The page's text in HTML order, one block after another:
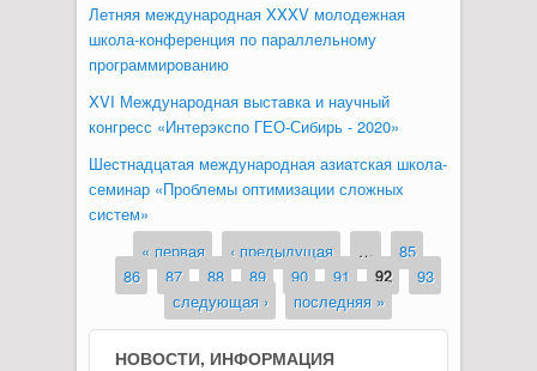
Летняя международная XXXV молодежная
школа-конференция по параллельному
программированию
XVI Международная выставка и научный
конгресс «Интерэкспо ГЕО-Сибирь - 2020»
Шестнадцатая международная азиатская школа-
семинар «Проблемы оптимизации сложных
систем»
Страницы
« первая ‹ предыдущая …
85
86
87 88 89 90 91 92
93
следующая ›
последняя »
НОВОСТИ, ИНФОРМАЦИЯ